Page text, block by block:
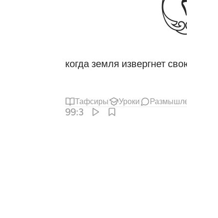
когда земля извергнет свою ношу,
Тафсиры Уроки Размышления
99:3